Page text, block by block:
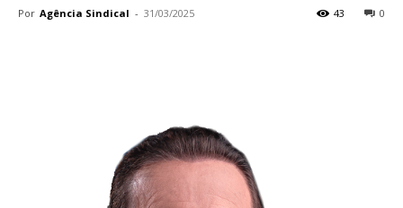
Por Agência Sindical - 31/03/2025 0
43